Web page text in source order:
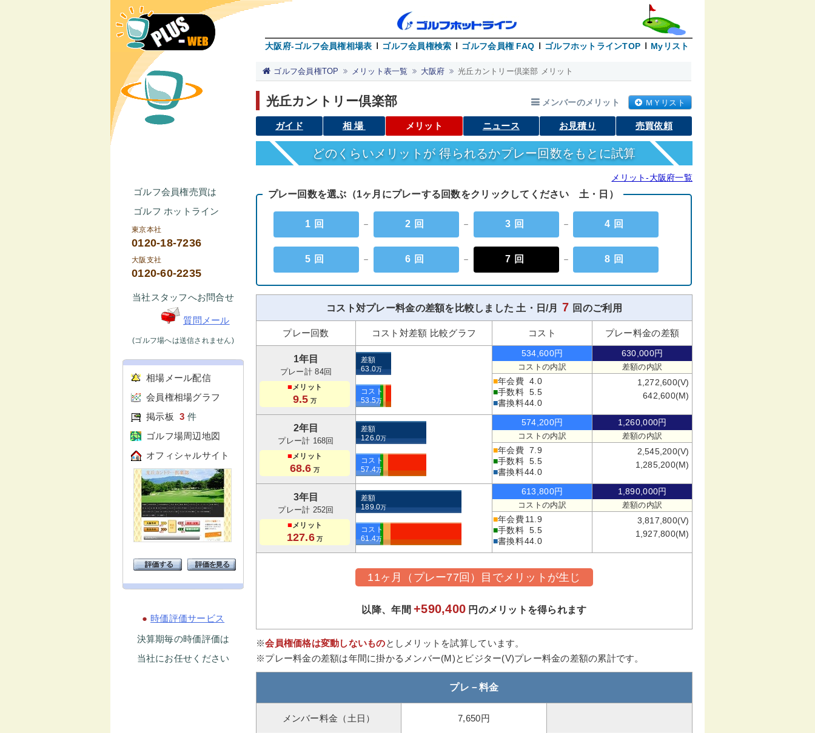
大阪府-ゴルフ会員権相場表 ゴルフ会員権検索 ゴルフ会員権 FAQ ゴルフホットラインTOP Myリスト
ゴルフ会員権売買は
ゴルフ ホットライン
東京本社
0120-18-7236
大阪支社
0120-60-2235
当社スタッフへお問合せ
質問メール
(ゴルフ場へは送信されません)
相場メール配信
会員権相場グラフ
掲示板
3 件
ゴルフ場周辺地図
オフィシャルサイト
● 時価評価サービス
決算期毎の時価評価は
当社にお任せください
ゴルフ会員権TOP メリット表一覧 大阪府 光丘カントリー倶楽部 メリット
光丘カントリー倶楽部 メンバーのメリット ＭＹリスト
ガイド 相場 メリット ニュース お見積り 売買依頼
どのくらいメリットが 得られるかプレー回数をもとに試算
メリット-大阪府一覧
プレー回数を選ぶ（1ヶ月にプレーする回数をクリックしてください 土・日）
1回 － 2回 － 3回 － 4回
5回 － 6回 － 7回 － 8回
コスト対プレー料金の差額を比較しました 土・日/月 7 回のご利用
プレー回数 コスト対差額 比較グラフ コスト プレー料金の差額
1年目
プレー計 84回
■メリット
9.5 万
差額
63.0万
コスト
53.5万
534,600円
コストの内訳
■年会費 4.0
■手数料 5.5
■書換料44.0
630,000円
差額の内訳
1,272,600(V)
642,600(M)
2年目
プレー計 168回
■メリット
68.6 万
差額
126.0万
コスト
57.4万
574,200円
コストの内訳
■年会費 7.9
■手数料 5.5
■書換料44.0
1,260,000円
差額の内訳
2,545,200(V)
1,285,200(M)
3年目
プレー計 252回
■メリット
127.6万
差額
189.0万
コスト
61.4万
613,800円
コストの内訳
■年会費11.9
■手数料 5.5
■書換料44.0
1,890,000円
差額の内訳
3,817,800(V)
1,927,800(M)
11ヶ月（プレー77回）目でメリットが生じ
以降、年間+590,400 円のメリットを得られます
※会員権価格は変動しないものとしメリットを試算しています。
※プレー料金の差額は年間に掛かるメンバー(M)とビジター(V)プレー料金の差額の累計です。
プレ－料金
メンバー料金（土日） 7,650円